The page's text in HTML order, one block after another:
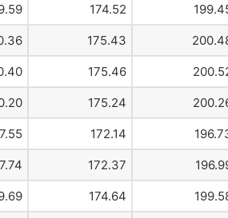
174.52
175.43
175.46
175.24
172.14
172.37
174.64